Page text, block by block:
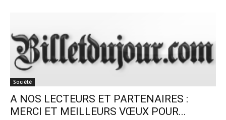
Société
A NOS LECTEURS ET PARTENAIRES :
MERCI ET MEILLEURS VŒUX POUR...